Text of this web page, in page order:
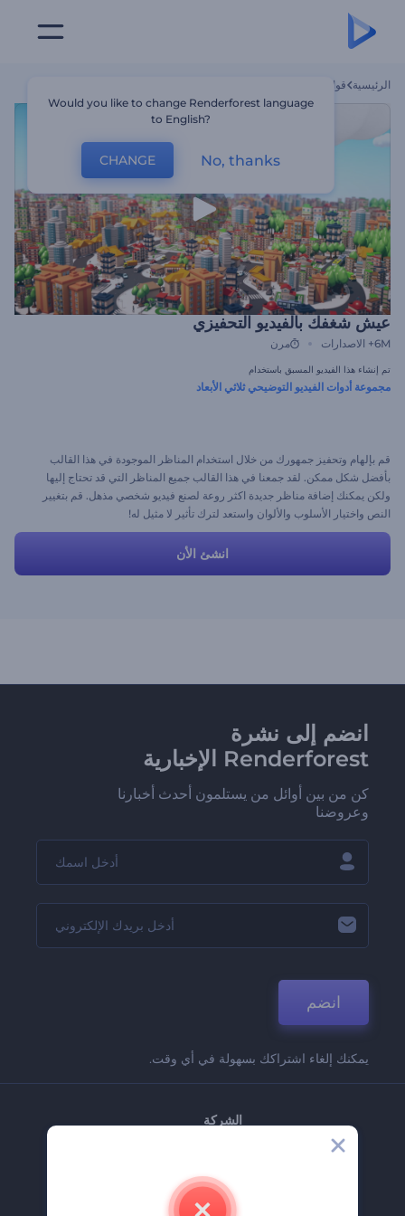
الرئيسية قوالب
عيش شغفك بالفيديو التحفيزي
6M+ الاصدارات مرن
تم إنشاء هذا الفيديو المسبق باستخدام
مجموعة أدوات الفيديو التوضيحي ثلاثي الأبعاد
قم بإلهام وتحفيز جمهورك من خلال استخدام المناظر الموجودة في هذا القالب
بأفضل شكل ممكن. لقد جمعنا في هذا القالب جميع المناظر التي قد تحتاج إليها
ولكن يمكنك إضافة مناظر جديدة اكثر روعة لصنع فيديو شخصي مذهل. قم بتغيير
النص واختيار الأسلوب والألوان واستعد لترك تأثير لا مثيل له!
انشئ الأن
انضم إلى نشرة
Renderforest الإخبارية
كن من بين أوائل من يستلمون أحدث أخبارنا
وعروضنا
انضم
يمكنك إلغاء اشتراكك بسهولة في أي وقت.
الشركة
اتصل بنا
وظائف
Would you like to change Renderforest language
to English?
CHANGE No, thanks